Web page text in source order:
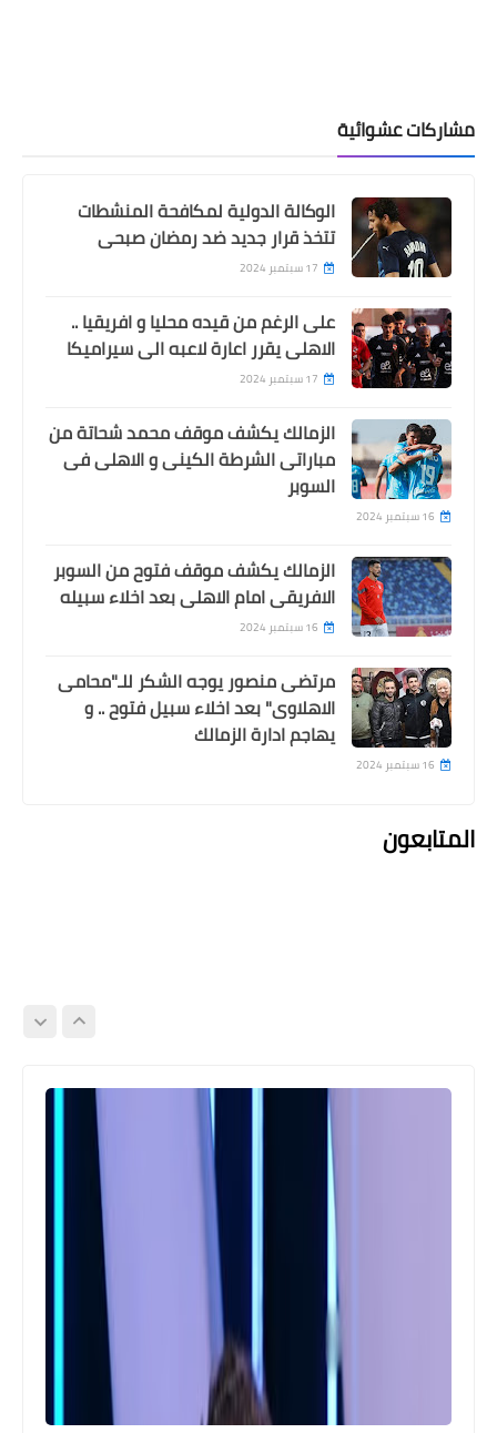
مشاركات عشوائية
الوكالة الدولية لمكافحة المنشطات
تتخذ قرار جديد ضد رمضان صبحى
17 سبتمبر 2024
على الرغم من قيده محليا و افريقيا ..
الاهلى يقرر اعارة لاعبه الى سيراميكا
17 سبتمبر 2024
الزمالك يكشف موقف محمد شحاتة من
مباراتى الشرطة الكينى و الاهلى فى
السوبر
16 سبتمبر 2024
الزمالك يكشف موقف فتوح من السوبر
الافريقى امام الاهلى بعد اخلاء سبيله
16 سبتمبر 2024
مرتضى منصور يوجه الشكر للـ"محامى
الاهلاوى" بعد اخلاء سبيل فتوح .. و
يهاجم ادارة الزمالك
16 سبتمبر 2024
المتابعون
جدول ترتيب فرق كأس الكونفيدرالية